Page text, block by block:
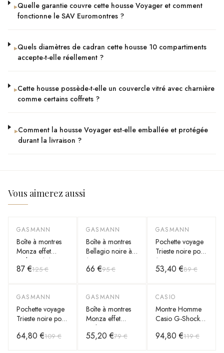
▸Quelle garantie couvre cette housse Voyager et comment
fonctionne le SAV Euromontres ?
▸Quels diamètres de cadran cette housse 10 compartiments
accepte-t-elle réellement ?
▸Cette housse possède-t-elle un couvercle vitré avec charnière
comme certains coffrets ?
▸Comment la housse Voyager est-elle emballée et protégée
durant la livraison ?
Vous aimerez aussi
-30%
GASMANN
Boîte à montres
Monza effet
carbone à 10
compartiments et
87 €125 €
-30%
GASMANN
Boîte à montres
Bellagio noire à
12 compartiments
avec tiroir bijoux
66 €95 €
-40%
GASMANN
Pochette voyage
Trieste noire pour
1 montre,
fermeture rabat
53,40 €89 €
-40%
GASMANN
Pochette voyage
Trieste noire pour
fermeture rabat
64,80 €109 €
-30%
GASMANN
Boîte à montres
Monza effet
carbone à 6
compartiments et
55,20 €79 €
-20%
CASIO
Montre Homme
Casio G-Shock
Noir
94,80 €119 €